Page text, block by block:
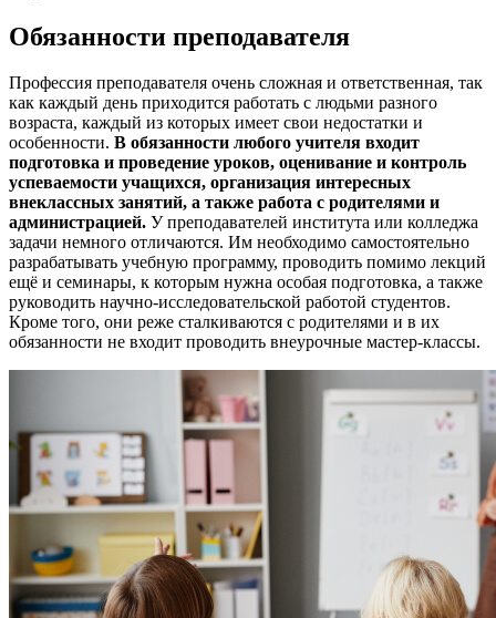
Обязанности преподавателя
Профессия преподавателя очень сложная и ответственная, так
как каждый день приходится работать с людьми разного
возраста, каждый из которых имеет свои недостатки и
особенности. В обязанности любого учителя входит
подготовка и проведение уроков, оценивание и контроль
успеваемости учащихся, организация интересных
внеклассных занятий, а также работа с родителями и
администрацией. У преподавателей института или колледжа
задачи немного отличаются. Им необходимо самостоятельно
разрабатывать учебную программу, проводить помимо лекций
ещё и семинары, к которым нужна особая подготовка, а также
руководить научно-исследовательской работой студентов.
Кроме того, они реже сталкиваются с родителями и в их
обязанности не входит проводить внеурочные мастер-классы.